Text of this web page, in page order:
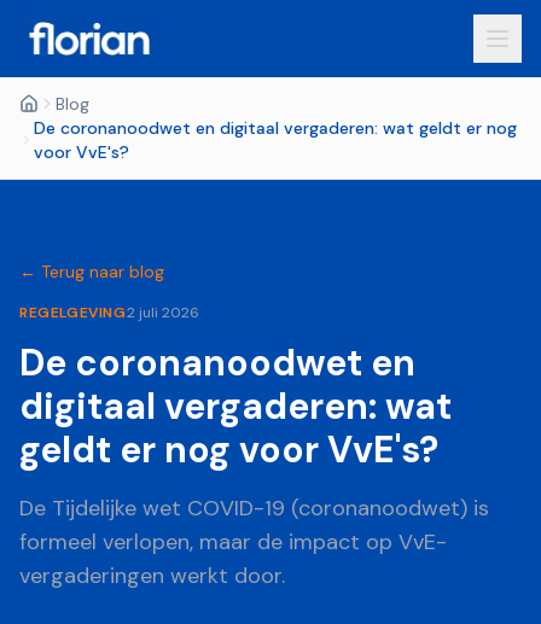
Blog
De coronanoodwet en digitaal vergaderen: wat geldt er nog
voor VvE's?
← Terug naar blog
REGELGEVING2 juli 2026
De coronanoodwet en
digitaal vergaderen: wat
geldt er nog voor VvE's?
De Tijdelijke wet COVID-19 (coronanoodwet) is
formeel verlopen, maar de impact op VvE-
vergaderingen werkt door.